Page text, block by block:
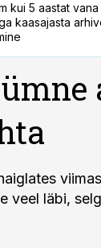
kui 5 aastat
kaasajasta
veel läbi,